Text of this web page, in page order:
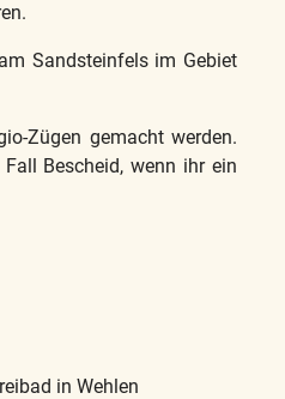
Sandsteinfels im Gebiet
Zügen gemacht werden.
Bescheid, wenn ihr ein
in Wehlen